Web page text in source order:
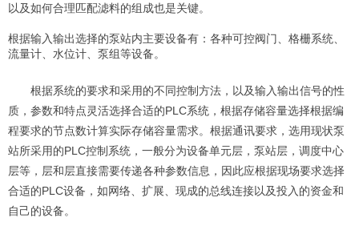
以及如何合理匹配滤料的组成也是关键。
根据输入输出选择的泵站内主要设备有：各种可控阀门、 格栅系统、
流量计、 水位计、 泵组等设备。
根据系统的要求和采用的不同控制方法，以及输入输出信号的性
质，参数和特点灵活选择合适的PLC系统，根据存储容量选择根据编
程要求的节点数计算实际存储容量需求。根据通讯要求，选用现状泵
站所采用的PLC控制系统，一般分为设备单元层，泵站层，调度中心
层等，层和层直接需要传递各种参数信息，因此应根据现场要求选择
合适的PLC设备，如网络、扩展、现成的总线连接以及投入的资金和
自己的设备。